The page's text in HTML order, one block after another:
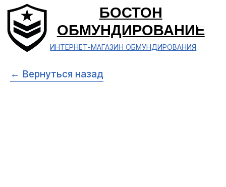
БОСТОН
ОБМУНДИРОВАНИЕ
ИНТЕРНЕТ-МАГАЗИН ОБМУНДИРОВАНИЯ
← Вернуться назад